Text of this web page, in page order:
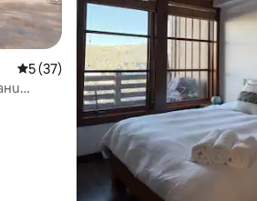
Средна оценка: 5 от 5, 37 отзива
5 (37)